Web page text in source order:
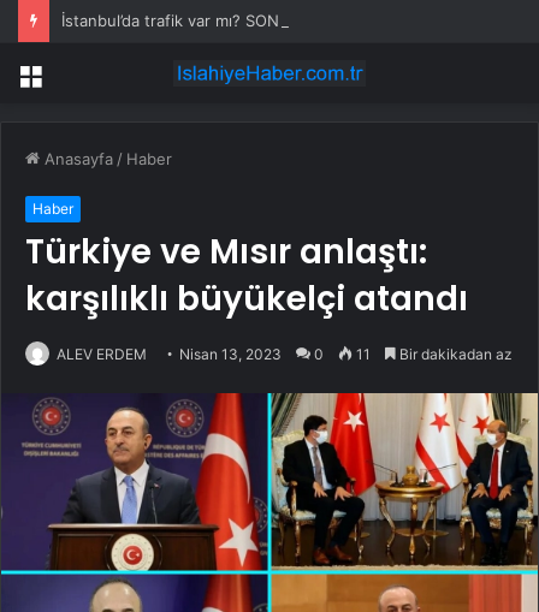
Menü
Anasayfa / Haber
Haber
Türkiye ve Mısır anlaştı:
karşılıklı büyükelçi atandı
ALEV ERDEM Nisan 13, 2023 0 11 Bir dakikadan az